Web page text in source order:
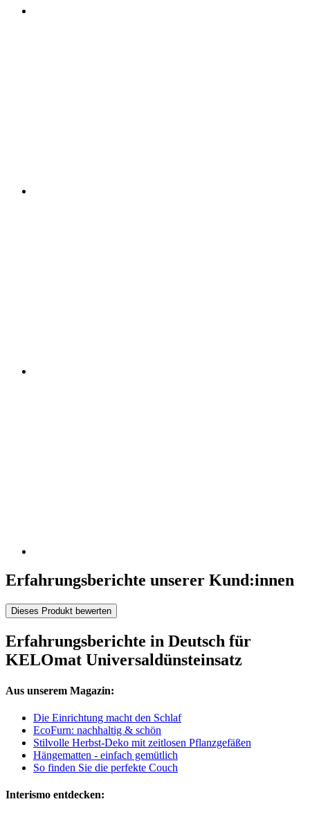
Erfahrungsberichte unserer Kund:innen
Dieses Produkt bewerten
Erfahrungsberichte in Deutsch für
KELOmat Universaldünsteinsatz
Aus unserem Magazin:
Die Einrichtung macht den Schlaf
EcoFurn: nachhaltig & schön
Stilvolle Herbst-Deko mit zeitlosen Pflanzgefäßen
Hängematten - einfach gemütlich
So finden Sie die perfekte Couch
Interismo entdecken: